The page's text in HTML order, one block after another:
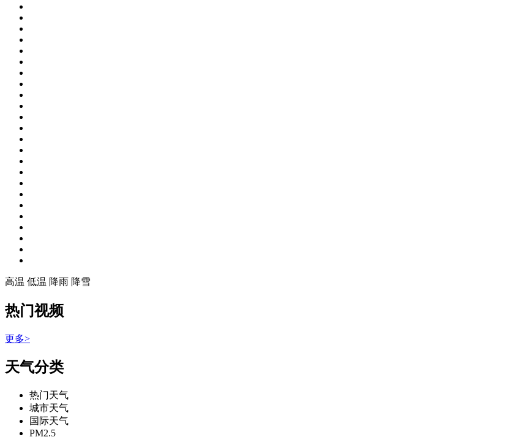
高温 低温 降雨 降雪
热门视频
更多>
天气分类
热门天气
城市天气
国际天气
PM2.5